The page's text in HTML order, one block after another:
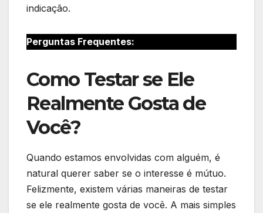
indicação.
Perguntas Frequentes:
Como Testar se Ele
Realmente Gosta de
Você?
Quando estamos envolvidas com alguém, é
natural querer saber se o interesse é mútuo.
Felizmente, existem várias maneiras de testar
se ele realmente gosta de você. A mais simples